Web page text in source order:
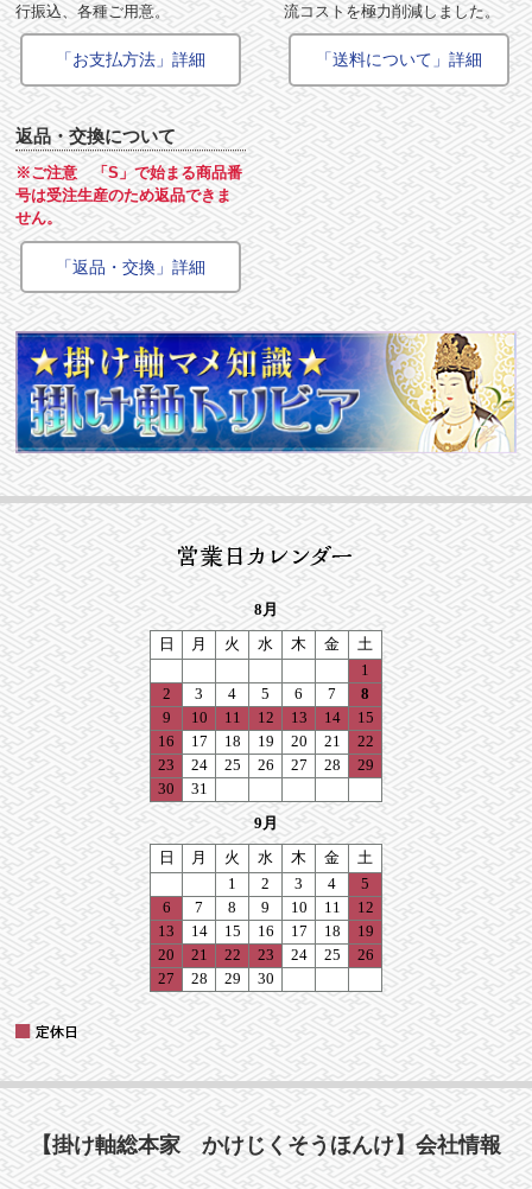
行振込、各種ご用意。
「お支払方法」詳細
流コストを極力削減しました。
「送料について」詳細
返品・交換について
※ご注意 「S」で始まる商品番
号は受注生産のため返品できま
せん。
「返品・交換」詳細
【掛け軸総本家 かけじくそうほんけ】会社情報